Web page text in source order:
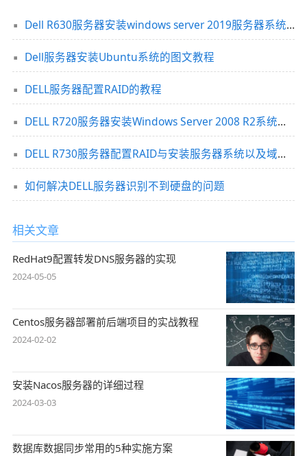
Dell R630服务器安装windows server 2019服务器系统+制作U盘启动+服务器配置
Dell服务器安装Ubuntu系统的图文教程
DELL服务器配置RAID的教程
DELL R720服务器安装Windows Server 2008 R2系统的图文详解
DELL R730服务器配置RAID与安装服务器系统以及域的控制详细图文教程
如何解决DELL服务器识别不到硬盘的问题
相关文章
RedHat9配置转发DNS服务器的实现
2024-05-05
Centos服务器部署前后端项目的实战教程
2024-02-02
安装Nacos服务器的详细过程
2024-03-03
数据库数据同步常用的5种实施方案